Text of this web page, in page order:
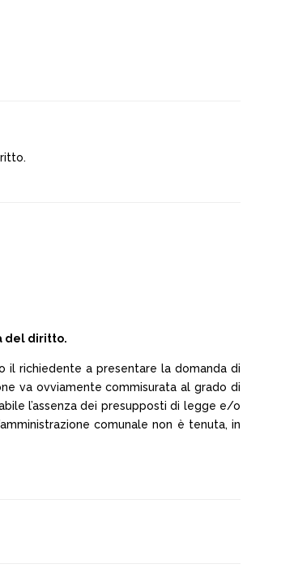
del diritto.
il richiedente a presentare la domanda di
va ovviamente commisurata al grado di
l’assenza dei presupposti di legge e/o
comunale non è tenuta, in